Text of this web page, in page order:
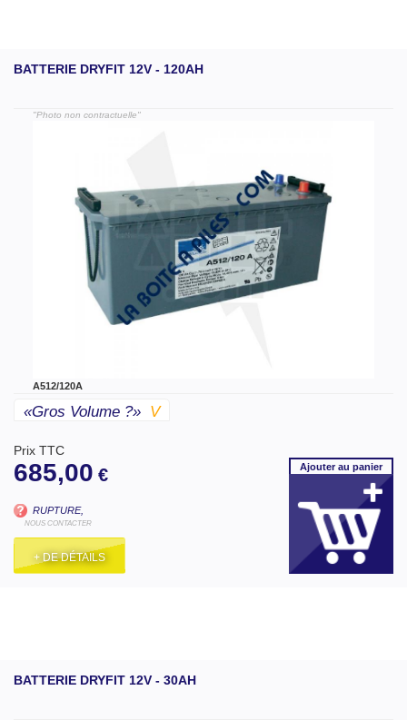
BATTERIE DRYFIT 12V - 120AH
"Photo non contractuelle"
A512/120A
«gros Volume ?» V
Prix TTC
685,00 €
RUPTURE,
NOUS CONTACTER
+ DE DÉTAILS
Ajouterau panier
BATTERIE DRYFIT 12V - 30AH